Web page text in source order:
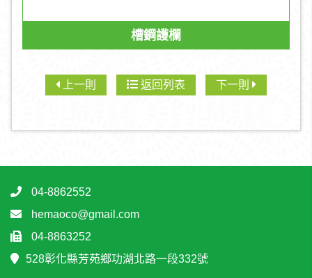
槽鋼護欄
上一則 返回列表 下一則
04-8862552
hemaoco@gmail.com
04-8863252
528彰化縣芳苑鄉功湖北路一段332號